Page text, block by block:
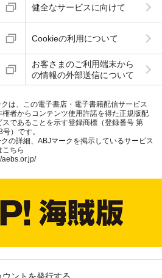
健全なサービスに向けて
Cookieの利用について
お客さまのご利用端末から
の情報の外部送信について
は、この電子書店・電子書籍配信サービス
権者からコンテンツ使用許諾を得た正規版配
スであることを示す登録商標（登録番号 第
）です。
の詳細、ABJマークを掲示しているサービス
こちら
aebs.or.jp/
ウントを発行する